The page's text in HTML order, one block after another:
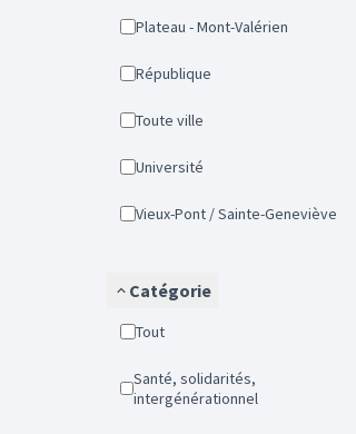
Plateau - Mont-Valérien
République
Toute ville
Université
Vieux-Pont / Sainte-Geneviève
Catégorie
Tout
Santé, solidarités,
intergénérationnel